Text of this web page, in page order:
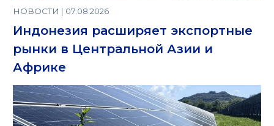
НОВОСТИ | 07.08.2026
Индонезия расширяет экспортные
рынки в Центральной Азии и
Африке